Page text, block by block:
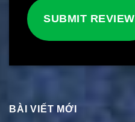
SUBMIT REVIEW
BÀI VIẾT MỚI